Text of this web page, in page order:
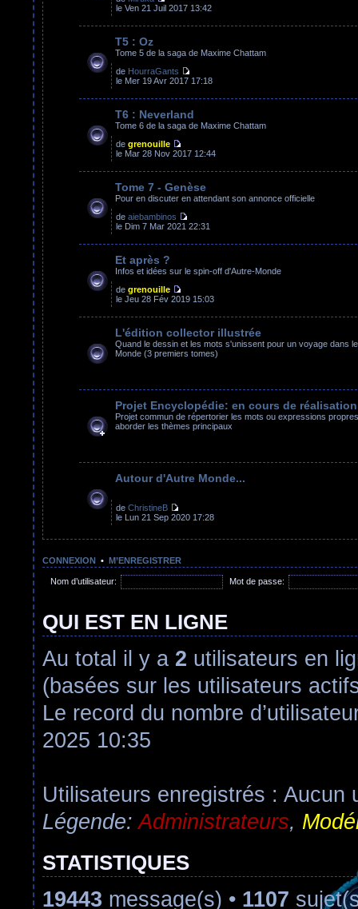
le Ven 21 Juil 2017 13:42
T5 : Oz
Tome 5 de la saga de Maxime Chattam
de HourraGants
le Mer 19 Avr 2017 17:18
T6 : Neverland
Tome 6 de la saga de Maxime Chattam
de grenouille
le Mar 28 Nov 2017 12:44
Tome 7 - Genèse
Pour en discuter en attendant son annonce officielle
de aiebambinos
le Dim 7 Mar 2021 22:31
Et après ?
Infos et idées sur le spin-off d'Autre-Monde
de grenouille
le Jeu 28 Fév 2019 15:03
L'édition collector illustrée
Quand le dessin et les mots s'unissent pour un voyage dans
Monde (3 premiers tomes)
Projet Encyclopédie: en cours de réalisation
Projet commun de répertorier les mots ou expressions
aborder les thèmes principaux
Autour d'Autre Monde...
de ChristineB
le Lun 21 Sep 2020 17:28
CONNEXION• M’ENREGISTRER
Nom d’utilisateur: Mot de passe:
QUI EST EN LIGNE
Au total il y a 2 utilisateurs en
(basées sur les utilisateurs
Le record du nombre
2025 10:35
Utilisateurs enregistrés : Aucun
Légende:Administrateurs,
STATISTIQUES
19443 message(s) • 1107